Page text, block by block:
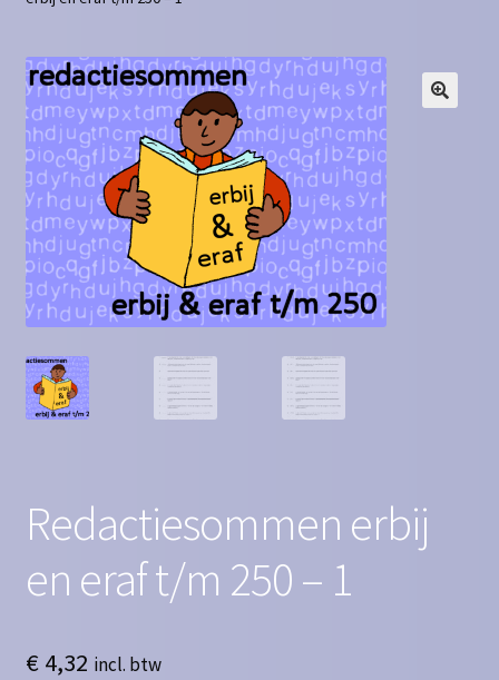
Algemene voorwaarden
Blog
Contact
Homepagina
Mijn account
Privacy Policy
Winkelmand
Redactiesommen erbij
en eraf t/m 250 – 1
€4,32 incl. btw